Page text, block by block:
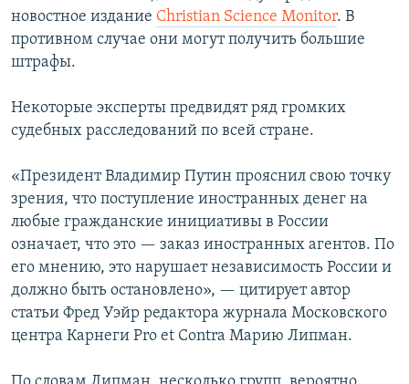
новостное издание Christian Science Monitor. В
противном случае они могут получить большие
штрафы.
Некоторые эксперты предвидят ряд громких
судебных расследований по всей стране.
«Президент Владимир Путин прояснил свою точку
зрения, что поступление иностранных денег на
любые гражданские инициативы в России
означает, что это — заказ иностранных агентов. По
его мнению, это нарушает независимость России и
должно быть остановлено», — цитирует автор
статьи Фред Уэйр редактора журнала Московского
центра Карнеги Pro et Contra Марию Липман.